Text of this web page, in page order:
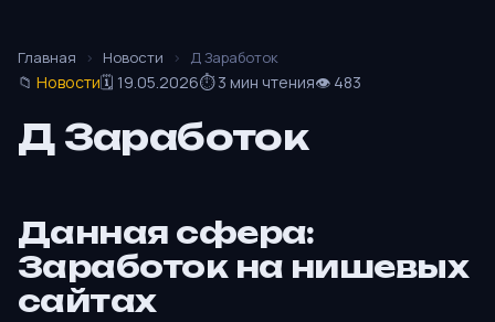
Главная › Новости › Д Заработок
📁 Новости🗓 19.05.2026⏱ 3 мин чтения👁 483
Д Заработок
Данная сфера:
Заработок на нишевых
сайтах